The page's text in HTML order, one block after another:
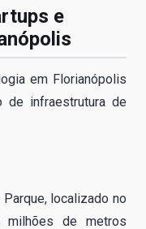
e
em Florianópolis
de infraestrutura de
localizado no
de metros